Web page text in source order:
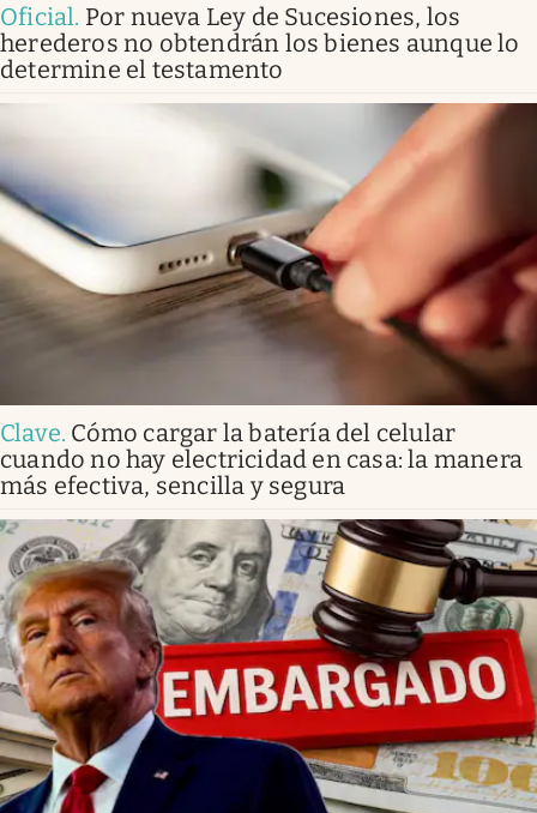
Oficial. Por nueva Ley de Sucesiones, los
herederos no obtendrán los bienes aunque lo
determine el testamento
Clave. Cómo cargar la batería del celular
cuando no hay electricidad en casa: la manera
más efectiva, sencilla y segura